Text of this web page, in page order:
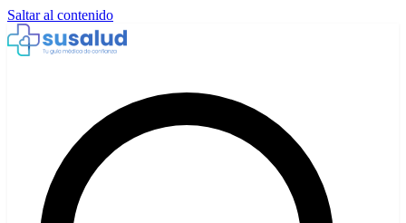
Saltar al contenido